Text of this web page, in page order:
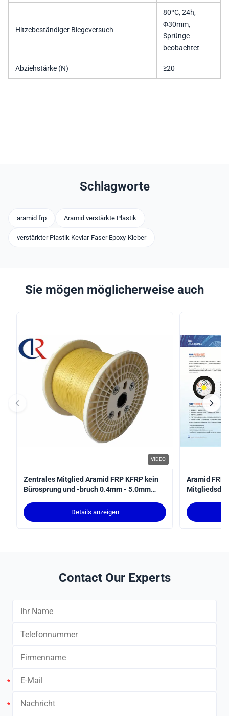
Hitzebeständiger Biegeversuch
80ºC, 24h,
Φ30mm,
Sprünge
beobachtet
Abziehstärke (N) ≥20
Schlagworte
aramid frp Aramid verstärkte Plastik
verstärkter Plastik Kevlar-Faser Epoxy-Kleber
Sie mögen möglicherweise auch
VIDEO
Zentrales Mitglied Aramid FRP KFRP kein
Bürosprung und -bruch 0.4mm - 5.0mm
Details anzeigen
Aramid FRP
Contact Our Experts
*
*